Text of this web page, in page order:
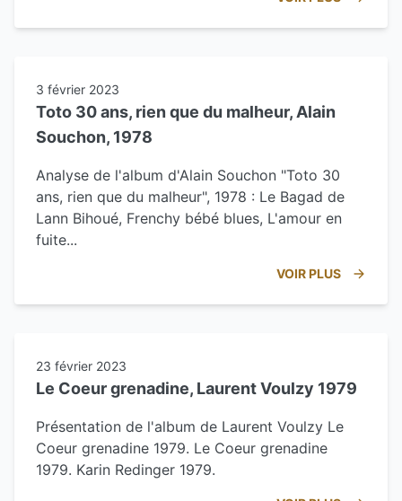
3 février 2023
Toto 30 ans, rien que du malheur, Alain
Souchon, 1978
Analyse de l'album d'Alain Souchon "Toto 30
ans, rien que du malheur", 1978 : Le Bagad de
Lann Bihoué, Frenchy bébé blues, L'amour en
fuite...
VOIR PLUS
23 février 2023
Le Coeur grenadine, Laurent Voulzy 1979
Présentation de l'album de Laurent Voulzy Le
Coeur grenadine 1979. Le Coeur grenadine
1979. Karin Redinger 1979.